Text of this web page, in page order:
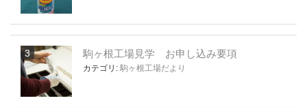
駒ヶ根工場見学 お申し込み要項
カテゴリ: 駒ヶ根工場だより